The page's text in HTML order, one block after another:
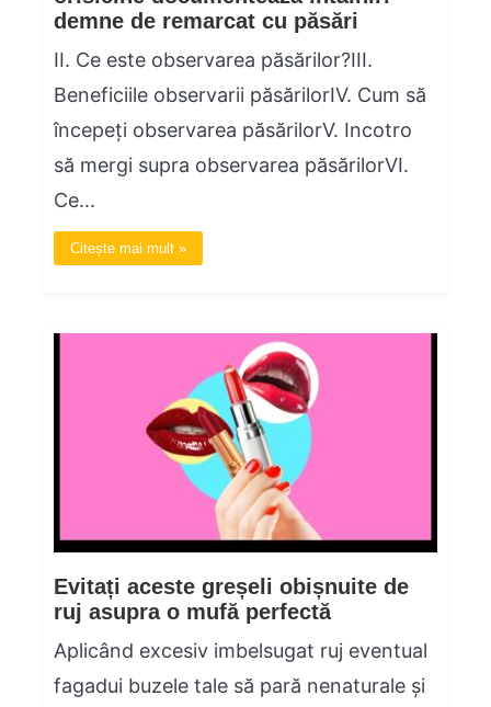
demne de remarcat cu păsări
II. Ce este observarea păsărilor?III.
Beneficiile observarii păsărilorIV. Cum să
începeți observarea păsărilorV. Incotro
să mergi supra observarea păsărilorVI.
Ce...
Citește mai mult »
Evitați aceste greșeli obișnuite de
ruj asupra o mufă perfectă
Aplicând excesiv imbelsugat ruj eventual
fagadui buzele tale să pară nenaturale și